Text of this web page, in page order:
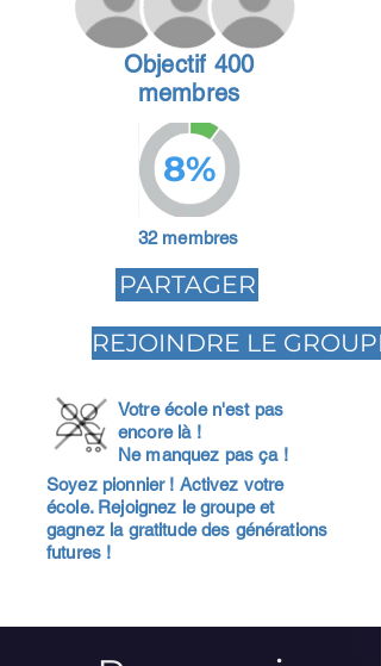
Objectif 400
membres
8%
32 membres
PARTAGER
REJOINDRE LE GROUPE
Votre école n'est pas
encore là !
Ne manquez pas ça !
Soyez pionnier ! Activez votre
école. Rejoignez le groupe et
gagnez la gratitude des générations
futures !